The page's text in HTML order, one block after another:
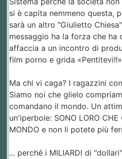
si è capita nemmeno questa,
sarà un altro "Giulietto
messaggio ha la forza che ha
affaccia a un incontro di
film porno e grida «Pentitevi!!»
Ma chi vi caga? I ragazzini
Siamo noi che glielo
comandano il mondo. Un
un'iperbole: SONO LORO CHE
MONDO e non li potete più
... perché i MILIARDI di